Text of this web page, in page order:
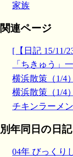
家族
関連ページ
[【日記 15/11/23
「ちきゅう」
横浜散策（1/4
横浜散策（1/4
チキンラーメ
別年同日の日記
04年 びっくり